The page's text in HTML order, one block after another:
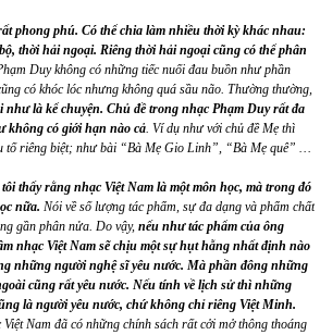
phong phú. Có thể chia làm nhiều thời kỳ khác nhau:
thời hải ngoại. Riêng thời hải ngoại cũng có thể phân
Duy không có những tiếc nuối đau buồn như phần
có khóc lóc nhưng không quá sầu não. Thường thường,
như là kể chuyện. Chủ đề trong nhạc Phạm Duy rất đa
không có giới hạn nào cả. Ví dụ như với chủ đề Mẹ thì
tố riêng biệt; như bài “Bà Mẹ Gio Linh”, “Bà Mẹ quê” …
tôi thấy rằng nhạc Việt Nam là một môn học, mà trong đó
nữa. Nói về số lượng tác phẩm, sự đa dạng và phẩm chất
gần phân nửa. Do vậy, nếu như tác phẩm của ông
nhạc Việt Nam sẽ chịu một sự hụt hẫng nhất định nào
những người nghệ sĩ yêu nước. Mà phần đông những
cũng rất yêu nước. Nếu tính về lịch sử thì những
là người yêu nước, chứ không chỉ riêng Việt Minh.
Nam đã có những chính sách rất cởi mở thông thoáng